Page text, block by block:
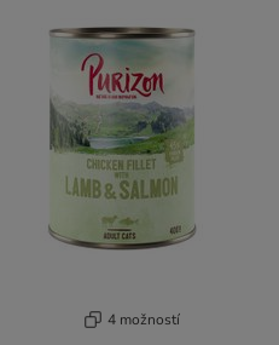
4 možností